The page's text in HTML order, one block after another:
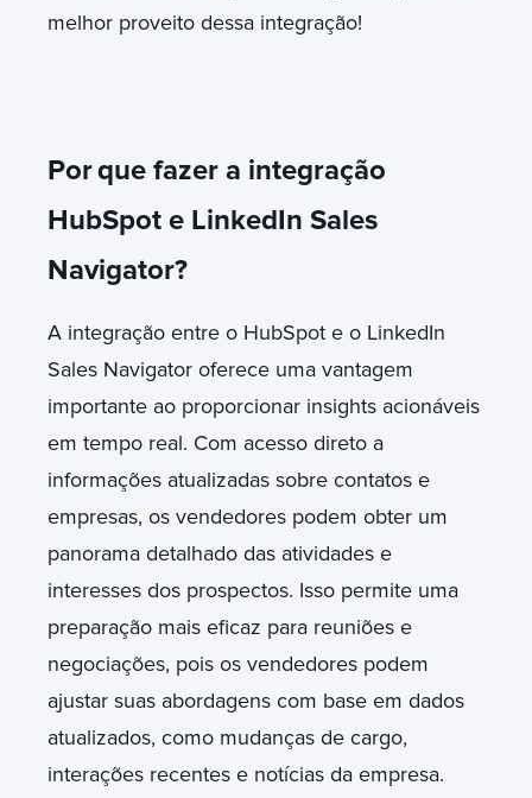
melhor proveito dessa integração!
Porque fazer a integração
HubSpot e LinkedIn Sales
Navigator?
A integração entre o HubSpot e o LinkedIn
Sales Navigator oferece uma vantagem
importante ao proporcionar insights acionáveis
em tempo real. Com acesso direto a
informações atualizadas sobre contatos e
empresas, os vendedores podem obter um
panorama detalhado das atividades e
interesses dos prospectos. Isso permite uma
preparação mais eficaz para reuniões e
negociações, pois os vendedores podem
ajustar suas abordagens com base em dados
atualizados, como mudanças de cargo,
interações recentes e notícias da empresa.